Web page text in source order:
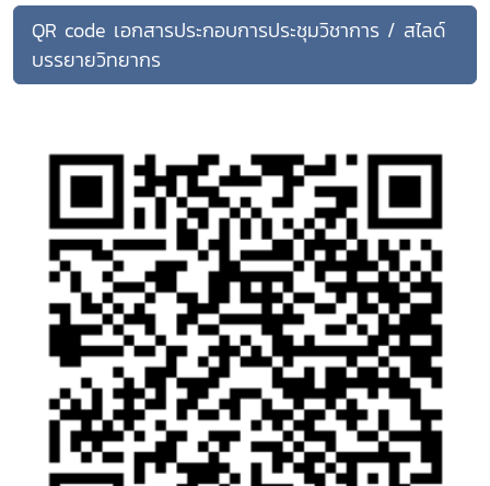
QR code เอกสารประกอบการประชุมวิชาการ / สไลด์
บรรยายวิทยากร